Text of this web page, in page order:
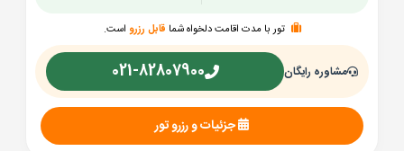
تور با مدت اقامت دلخواه شما قابل رزرو است.
مشاوره رایگان 021-82807900
جزئیات و رزرو تور